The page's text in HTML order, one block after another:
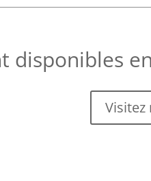
disponibles